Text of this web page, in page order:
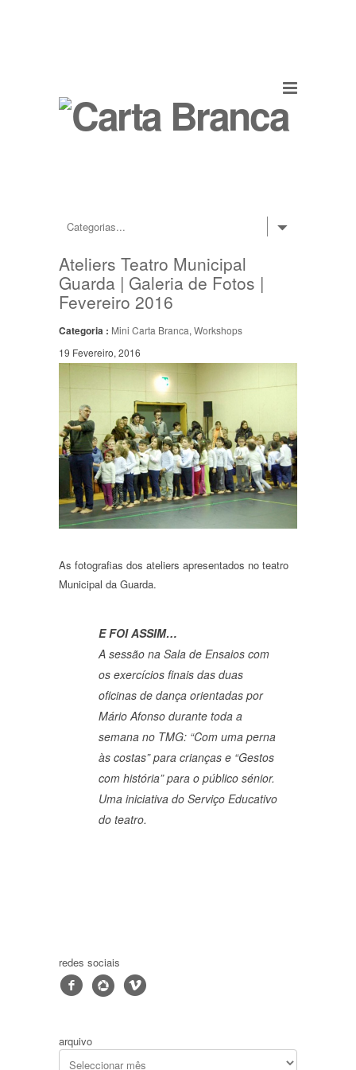
Ateliers Teatro Municipal
Guarda | Galeria de Fotos |
Fevereiro 2016
Categoria : Mini Carta Branca, Workshops
19 Fevereiro, 2016
As fotografias dos ateliers apresentados no teatro
Municipal da Guarda.
E FOI ASSIM…
A sessão na Sala de Ensaios com
os exercícios finais das duas
oficinas de dança orientadas por
Mário Afonso durante toda a
semana no TMG: “Com uma perna
às costas” para crianças e “Gestos
com história” para o público sénior.
Uma iniciativa do Serviço Educativo
do teatro.
redes sociais
f 4 v
arquivo